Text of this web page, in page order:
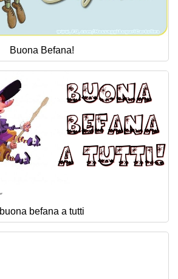
Buona Befana!
buona befana a tutti